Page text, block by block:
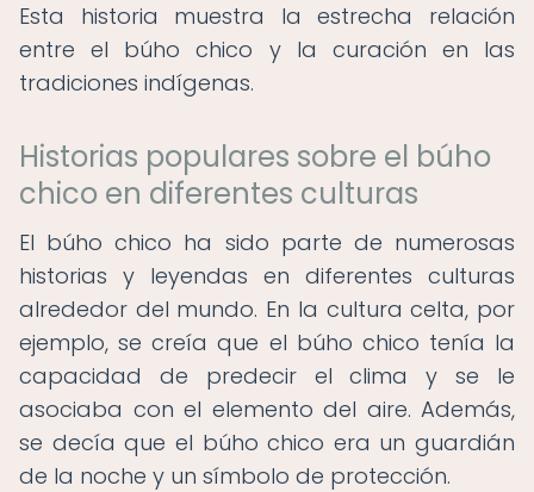
Esta historia muestra la estrecha relación
entre el búho chico y la curación en las
tradiciones indígenas.
Historias populares sobre el búho
chico en diferentes culturas
El búho chico ha sido parte de numerosas
historias y leyendas en diferentes culturas
alrededor del mundo. En la cultura celta, por
ejemplo, se creía que el búho chico tenía la
capacidad de predecir el clima y se le
asociaba con el elemento del aire. Además,
se decía que el búho chico era un guardián
de la noche y un símbolo de protección.